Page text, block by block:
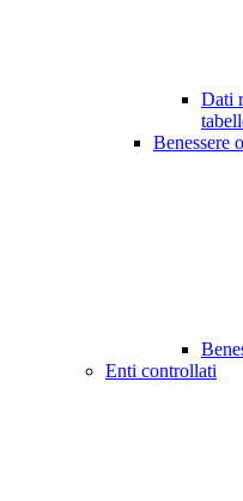
Dati
Benessere
Enti controllati